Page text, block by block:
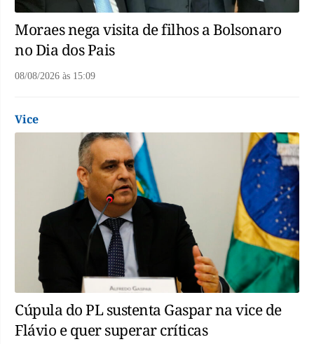
Moraes nega visita de filhos a Bolsonaro
no Dia dos Pais
08/08/2026 às 15:09
Vice
Cúpula do PL sustenta Gaspar na vice de
Flávio e quer superar críticas